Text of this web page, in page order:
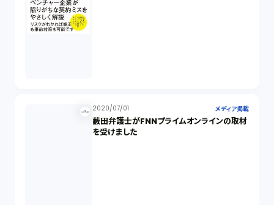
2020/07/01 メディア掲載
藪田弁護士がFNNプライムオンラインの取材
を受けました